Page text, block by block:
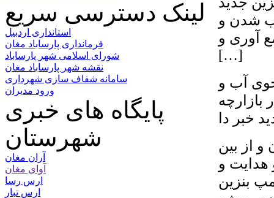
شدن و
آوری و
[…]
آب و
بازارچه
از بین
هدایت و
بنزین
لینک دسترسی سریع
استانداری اردبیل
فرمانداری پارساباد مغان
شورای اسلامی شهر پارساباد
نقشه شهر پارساباد مغان
سامانه شفاف سازی شهرداری
ورود مدیران
پایگاه های خبری
شهرستان
آران مغان
آوای مغان
ارس رسا
ارس تبار